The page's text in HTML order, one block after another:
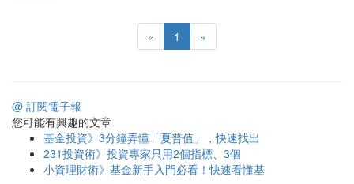
« 1 »
@ 訂閱電子報
您可能有興趣的文章
基金投資》3分鐘弄懂「夏普值」，快速找出
231投資術》投資專家只用2個指標、3個
小資理財術》基金新手入門必看！快速看懂基